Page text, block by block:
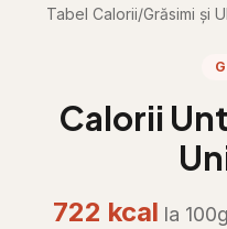
Tabel Calorii/Grăsimi și
Calorii
722 kcal la